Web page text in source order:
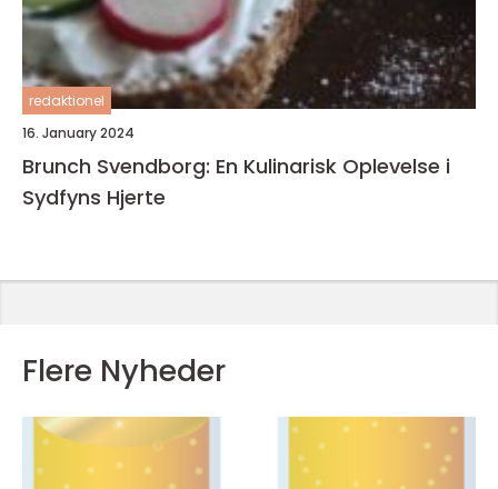
redaktionel
16. January 2024
Brunch Svendborg: En Kulinarisk Oplevelse i
Sydfyns Hjerte
Flere Nyheder